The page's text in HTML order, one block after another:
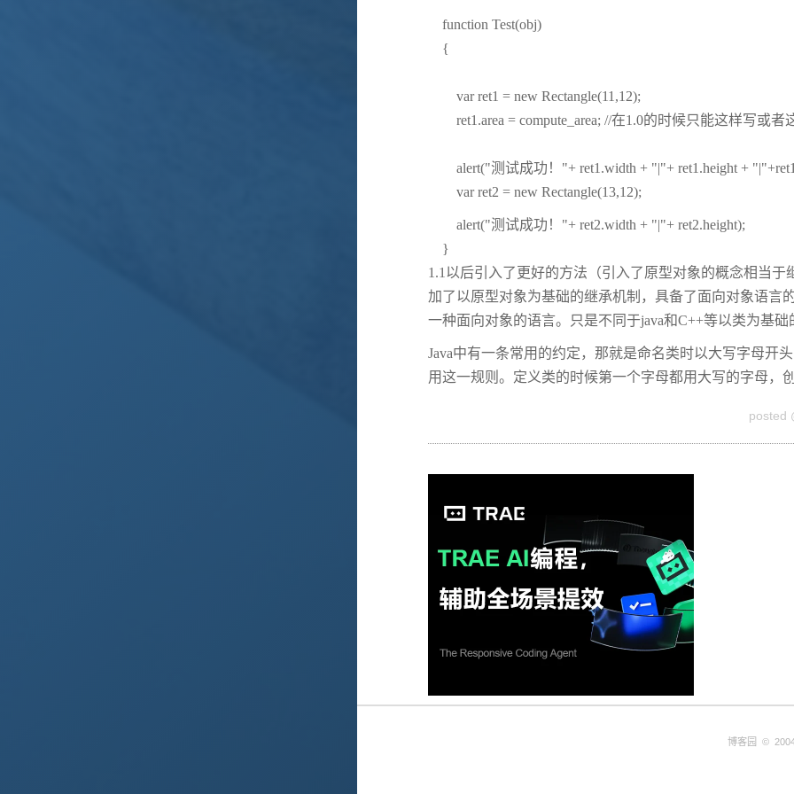
function Test(obj)
{
var ret1 = new Rectangle(11,12);
ret1.area = compute_area; //在1.0的时候只能这样写或者
alert("测试成功！"+ ret1.width + "|"+ ret1.height +
var ret2 = new Rectangle(13,12);
alert("测试成功！"+ ret2.width + "|"+ ret2.height);
}
1.1以后引入了更好的方法（引入了原型对象的概念相当
加了以原型对象为基础的继承机制，具备了面向对象语言
一种面向对象的语言。只是不同于java和C++等以类为基础
Java中有一条常用的约定，那就是命名类时以大写字母开
用这一规则。定义类的时候第一个字母都用大写的字母，
posted
博客园 ©